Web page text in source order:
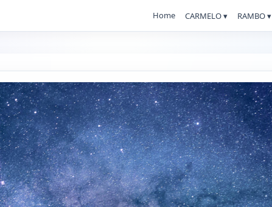
Home CARMELO ▾ RAMBO ▾